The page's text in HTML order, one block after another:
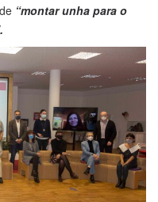
“montar unha para o